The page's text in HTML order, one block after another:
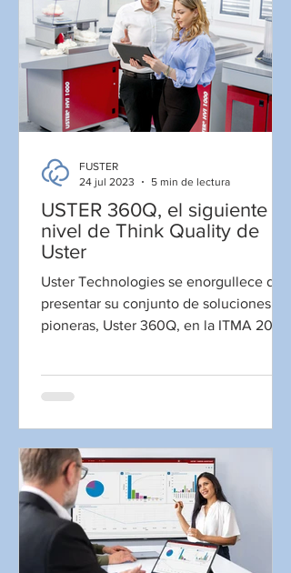
USTER 360Q, el siguiente
nivel de Think Quality de
Uster
Uster Technologies se enorgullece de
presentar su conjunto de soluciones
pioneras, Uster 360Q, en la ITMA 2023.
FUSTER
24 jul 2023
5 min de lectura